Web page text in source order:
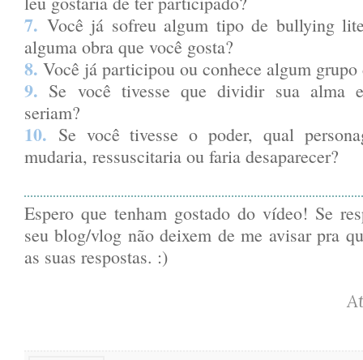
7. Você já sofreu algum tipo de bullying
alguma obra que você gosta?
8. Você já participou ou conhece algum
9. Se você tivesse que dividir sua alma
seriam?
10. Se você tivesse o poder, qual
mudaria, ressuscitaria ou faria desaparecer?
Espero que tenham gostado do vídeo! Se
seu blog/vlog não deixem de me avisar pra
as suas respostas. :)